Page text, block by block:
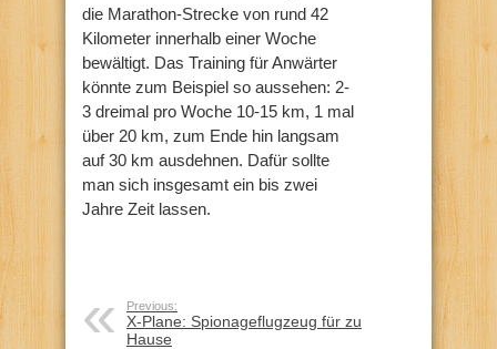
die Marathon-Strecke von rund 42
Kilometer innerhalb einer Woche
bewältigt. Das Training für Anwärter
könnte zum Beispiel so aussehen: 2-
3 dreimal pro Woche 10-15 km, 1 mal
über 20 km, zum Ende hin langsam
auf 30 km ausdehnen. Dafür sollte
man sich insgesamt ein bis zwei
Jahre Zeit lassen.
Previous:
X-Plane: Spionageflugzeug für zu
Hause